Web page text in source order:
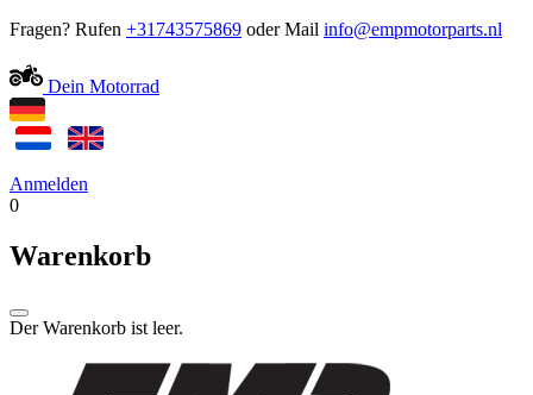
Fragen? Rufen +31743575869 oder Mail
Dein Motorrad
Anmelden
0
Warenkorb
Der Warenkorb ist leer.